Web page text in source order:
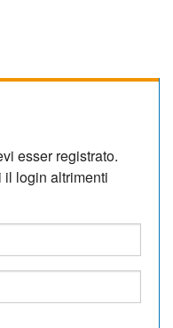
esser registrato.
il login altrimenti